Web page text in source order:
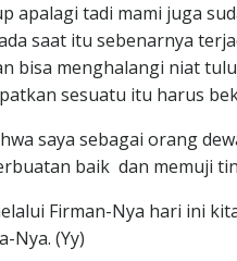
apalagi tadi mami juga
saat itu sebenarnya
bisa menghalangi niat
sesuatu itu harus
saya sebagai orang
baik dan memuji
Firman-Nya hari ini
Nya. (Yy)